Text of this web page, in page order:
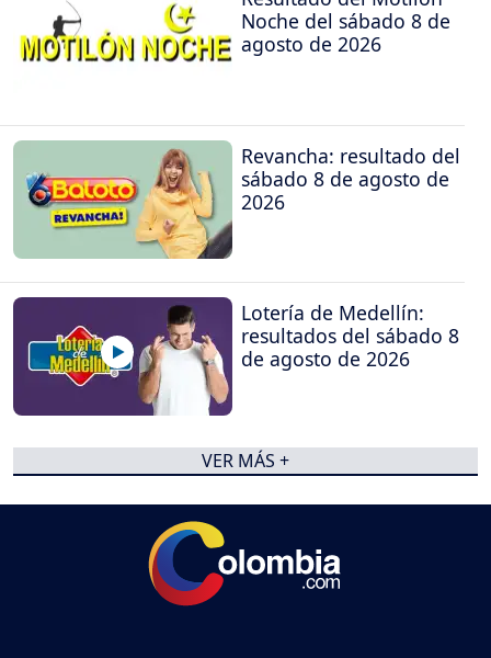
Noche del sábado 8 de
agosto de 2026
Revancha: resultado del
sábado 8 de agosto de
2026
Lotería de Medellín:
resultados del sábado 8
de agosto de 2026
VER MÁS +